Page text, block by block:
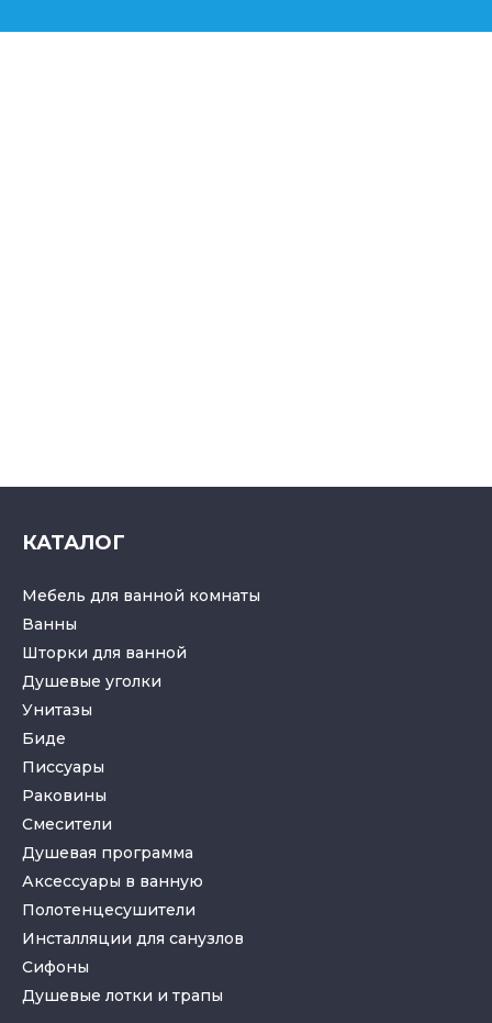
КАТАЛОГ
Мебель для ванной комнаты
Ванны
Шторки для ванной
Душевые уголки
Унитазы
Биде
Писсуары
Раковины
Смесители
Душевая программа
Аксессуары в ванную
Полотенцесушители
Инсталляции для санузлов
Cифоны
Душевые лотки и трапы